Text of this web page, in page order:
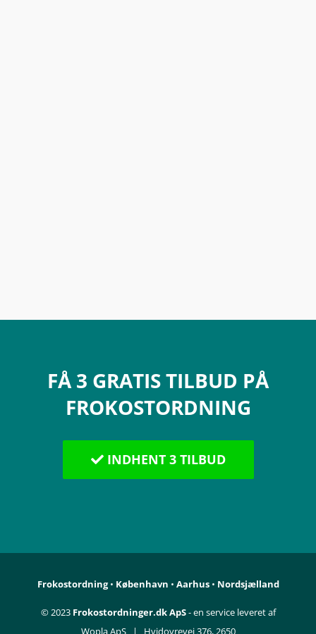
FÅ 3 GRATIS TILBUD PÅ
FROKOSTORDNING
INDHENT 3 TILBUD
Frokostordning• København • Aarhus• Nordsjælland
© 2023 Frokostordninger.dk ApS- en service leveret af
Wopla ApS | Hvidovrevej 376, 2650